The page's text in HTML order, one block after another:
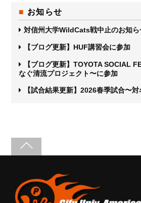
お知らせ
対信州大学WildCats戦中止のお知ら
【ブログ更新】HUF講習会に参加
【ブログ更新】TOYOTA SOCIAL
なぐ清流プロジェクト〜に参加
【試合結果更新】2026春季試合〜